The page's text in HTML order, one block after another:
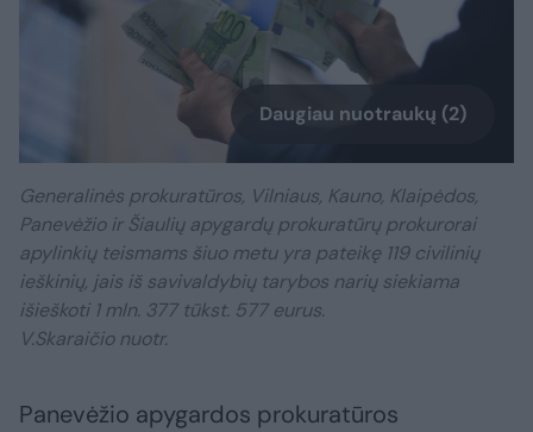
Daugiau nuotraukų (2)
​Generalinės prokuratūros, Vilniaus, Kauno, Klaipėdos,
Panevėžio ir Šiaulių apygardų prokuratūrų prokurorai
apylinkių teismams šiuo metu yra pateikę 119 civilinių
ieškinių, jais iš savivaldybių tarybos narių siekiama
išieškoti 1 mln. 377 tūkst. 577 eurus.
V.Skaraičio nuotr.
Panevėžio apygardos prokuratūros